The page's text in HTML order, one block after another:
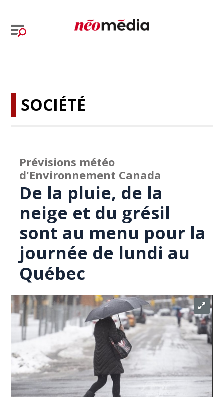
SOCIÉTÉ
Prévisions météo
d'Environnement Canada
De la pluie, de la
neige et du grésil
sont au menu pour la
journée de lundi au
Québec